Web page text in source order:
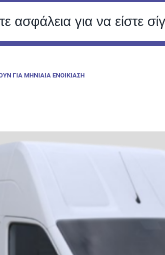
ασφάλεια για να είστε
ΓΙΑ ΜΗΝΙΑΙΑ ΕΝΟΙΚΙΑΣΗ